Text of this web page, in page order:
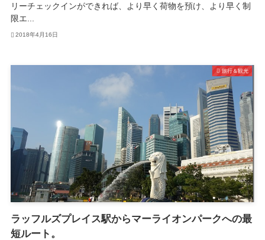
リーチェックインができれば、より早く荷物を預け、より早く制
限エ...
2018年4月16日
旅行＆観光
ラッフルズプレイス駅からマーライオンパークへの最
短ルート。